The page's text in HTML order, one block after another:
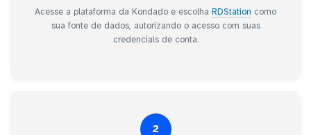
Acesse a plataforma da Kondado e escolha RDStation como
sua fonte de dados, autorizando o acesso com suas
credenciais de conta.
2